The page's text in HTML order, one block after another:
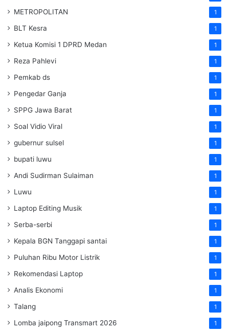
METROPOLITAN 1
BLT Kesra 1
Ketua Komisi 1 DPRD Medan 1
Reza Pahlevi 1
Pemkab ds 1
Pengedar Ganja 1
SPPG Jawa Barat 1
Soal Vidio Viral 1
gubernur sulsel 1
bupati luwu 1
Andi Sudirman Sulaiman 1
Luwu 1
Laptop Editing Musik 1
Serba-serbi 1
Kepala BGN Tanggapi santai 1
Puluhan Ribu Motor Listrik 1
Rekomendasi Laptop 1
Analis Ekonomi 1
Talang 1
Lomba jaipong Transmart 2026 1